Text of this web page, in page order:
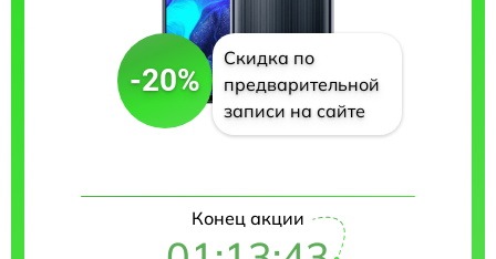
-20%
Скидка по
предварительной
записи на сайте
Конец акции